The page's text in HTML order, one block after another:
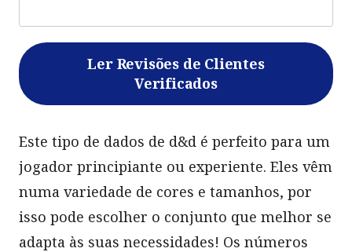
Ler Revisões de Clientes
Verificados
Este tipo de dados de d&d é perfeito para um
jogador principiante ou experiente. Eles vêm
numa variedade de cores e tamanhos, por
isso pode escolher o conjunto que melhor se
adapta às suas necessidades! Os números